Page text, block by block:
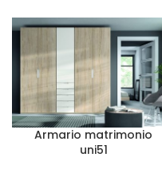
Armario matrimonio
uni51